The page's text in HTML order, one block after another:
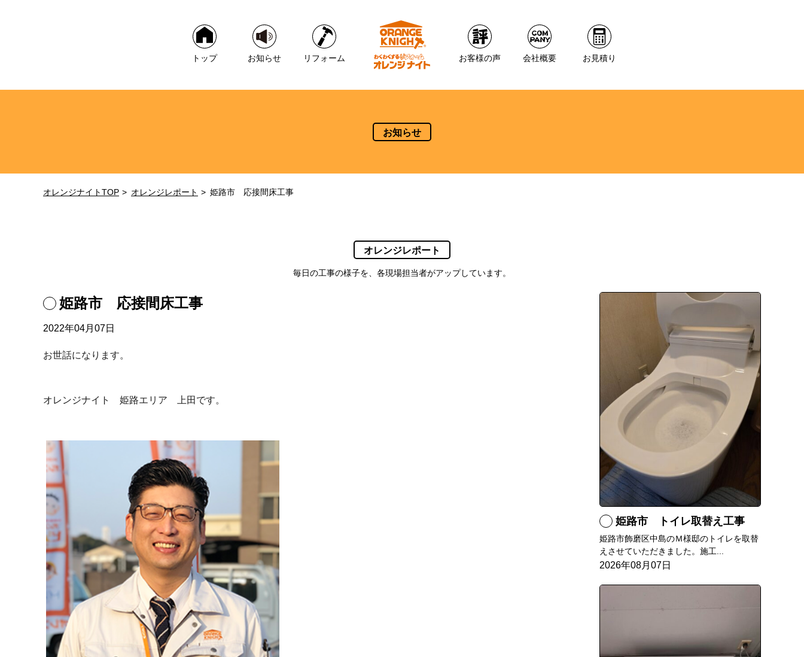
トップ お知らせ リフォーム お客様の声 会社概要 お見積り
お知らせ
オレンジナイトTOP オレンジレポート 姫路市 応接間床工事
オレンジレポート
毎日の工事の様子を、各現場担当者がアップしています。
姫路市 応接間床工事
2022年04月07日
お世話になります。
オレンジナイト 姫路エリア 上田です。
姫路市 トイレ取替え工事
姫路市飾磨区中島のＭ様邸のトイレを取替
えさせていただきました。施工...
2026年08月07日